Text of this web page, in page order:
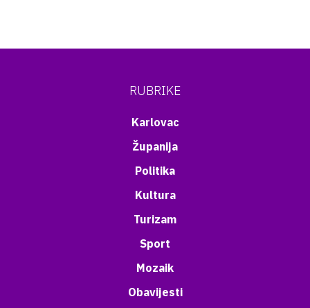
RUBRIKE
Karlovac
Županija
Politika
Kultura
Turizam
Sport
Mozaik
Obavijesti